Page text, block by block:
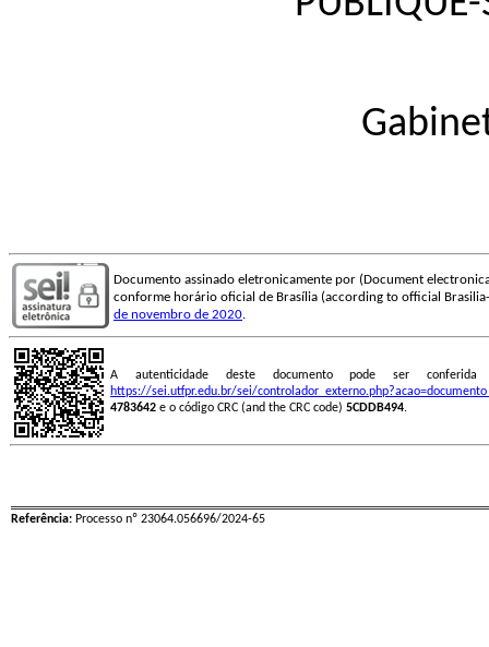
Documento assinado eletronicamente por (Document
conforme horário oficial de Brasília (according to official
de novembro de 2020.
A autenticidade deste documento pode ser
https://sei.utfpr.edu.br/sei/
4783642 e o código CRC (and the CRC code) 5CDDB494.
Referência: Processo nº 23064.056696/2024-65